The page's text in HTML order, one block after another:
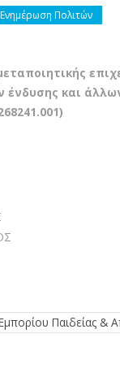
Ενημέρωση Πολιτών
ένδυσης και
Παιδείας &